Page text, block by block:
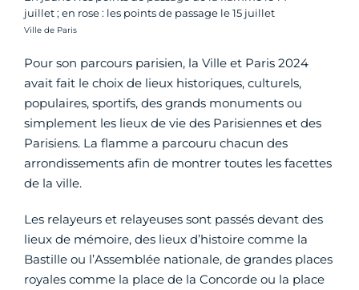
juillet ; en rose : les points de passage le 15 juillet
Crédit photo :
Ville de Paris
Pour son parcours parisien, la Ville et Paris 2024
avait fait le choix de lieux historiques, culturels,
populaires, sportifs, des grands monuments ou
simplement les lieux de vie des Parisiennes et des
Parisiens. La flamme a parcouru chacun des
arrondissements afin de montrer toutes les facettes
de la ville.
Les relayeurs et relayeuses sont passés devant des
lieux de mémoire, des lieux d’histoire comme la
Bastille ou l’Assemblée nationale, de grandes places
royales comme la place de la Concorde ou la place